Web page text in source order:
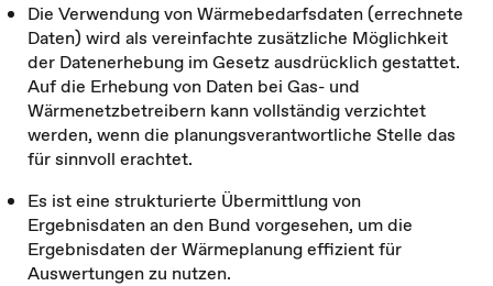
Die Verwendung von Wärmebedarfsdaten (errechnete
Daten) wird als vereinfachte zusätzliche Möglichkeit
der Datenerhebung im Gesetz ausdrücklich gestattet.
Auf die Erhebung von Daten bei Gas- und
Wärmenetzbetreibern kann vollständig verzichtet
werden, wenn die planungsverantwortliche Stelle das
für sinnvoll erachtet.
Es ist eine strukturierte Übermittlung von
Ergebnisdaten an den Bund vorgesehen, um die
Ergebnisdaten der Wärmeplanung effizient für
Auswertungen zu nutzen.